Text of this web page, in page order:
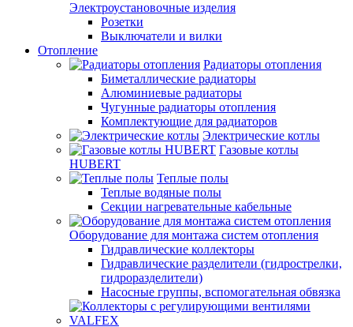
Электроустановочные изделия
Розетки
Выключатели и вилки
Отопление
Радиаторы отопления
Биметаллические радиаторы
Алюминиевые радиаторы
Чугунные радиаторы отопления
Комплектующие для радиаторов
Электрические котлы
Газовые котлы
HUBERT
Теплые полы
Теплые водяные полы
Секции нагревательные кабельные
Оборудование для монтажа систем отопления
Гидравлические коллекторы
Гидравлические разделители (гидрострелки,
гидроразделители)
Насосные группы, вспомогательная обвязка